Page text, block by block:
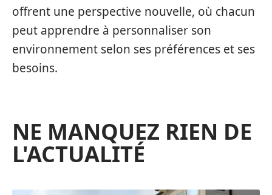
offrent une perspective nouvelle, où chacun
peut apprendre à personnaliser son
environnement selon ses préférences et ses
besoins.
NE MANQUEZ RIEN DE
L'ACTUALITÉ